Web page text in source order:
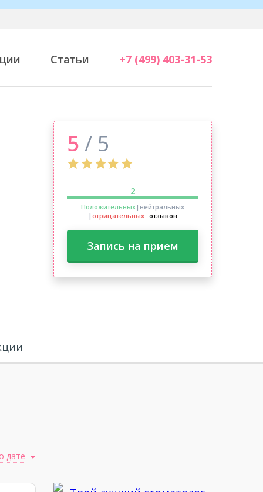
Статьи +7 (499) 403-31-53
5 / 5
2
Положительных|нейтральных
| отрицательных отзывов
Запись на прием
дате